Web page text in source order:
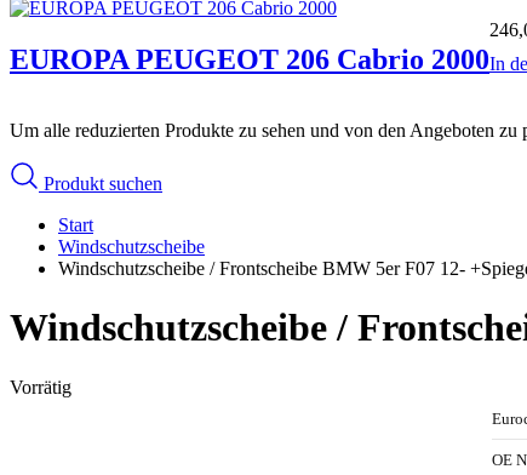
EUROPA PEUGEOT 206 Cabrio 2000In
Um alle reduzierten Produkte zu sehen und von den Angeboten zu
Produkt suchen
Start
Windschutzscheibe
Windschutzscheibe / Frontscheibe BMW 5er F07 12-
Windschutzscheibe /
Vorrätig
OE